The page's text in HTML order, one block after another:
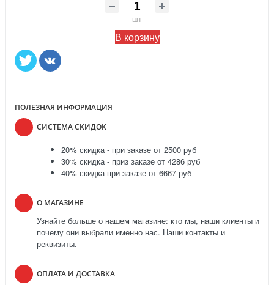
шт
В корзину
ПОЛЕЗНАЯ ИНФОРМАЦИЯ
СИСТЕМА СКИДОК
20% скидка - при заказе от 2500 руб
30% скидка - приз заказе от 4286 руб
40% скидка при заказе от 6667 руб
О МАГАЗИНЕ
Узнайте больше о нашем магазине: кто мы, наши клиенты и
почему они выбрали именно нас. Наши контакты и
реквизиты.
ОПЛАТА И ДОСТАВКА